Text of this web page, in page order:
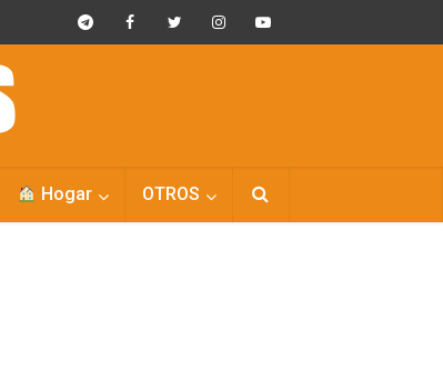
Hogar OTROS